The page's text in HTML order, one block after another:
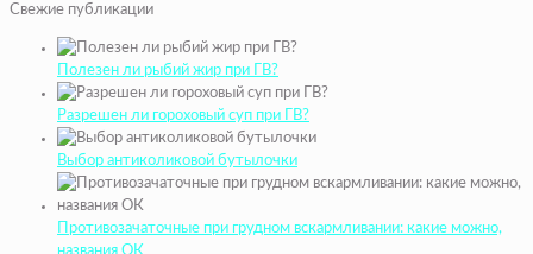
Свежие публикации
Полезен ли рыбий жир при ГВ?
Разрешен ли гороховый суп при ГВ?
Выбор антиколиковой бутылочки
Противозачаточные при грудном вскармливании: какие можно,